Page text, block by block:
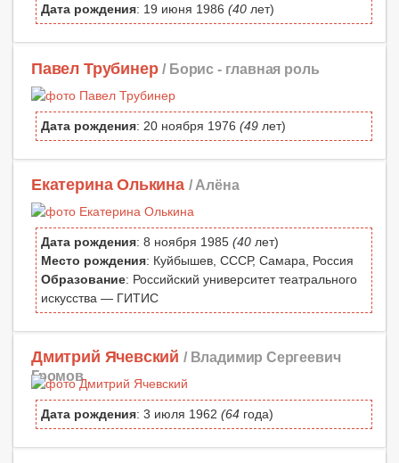
Дата рождения: 19 июня 1986 (40 лет)
Павел Трубинер / Борис - главная роль
Дата рождения: 20 ноября 1976 (49 лет)
Екатерина Олькина / Алёна
Дата рождения: 8 ноября 1985 (40 лет)
Место рождения: Куйбышев, СССР, Самара, Россия
Образование: Российский университет театрального
искусства — ГИТИС
Дмитрий Ячевский / Владимир Сергеевич
Громов
Дата рождения: 3 июля 1962 (64 года)